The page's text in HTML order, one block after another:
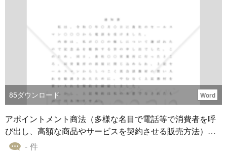
85ダウンロード Word
アポイントメント商法（多様な名目で電話等で消費者を呼
び出し、高額な商品やサービスを契約させる販売方法）に
よる契約のため、契約解除を通知する文書（2020年４月施
- 件